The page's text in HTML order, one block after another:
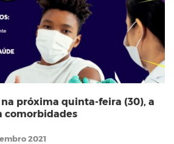
próxima quinta-feira (30), a
comorbidades
2021